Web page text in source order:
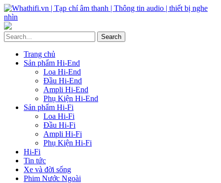
Trang chủ
Sản phẩm Hi-End
Loa Hi-End
Đầu Hi-End
Ampli Hi-End
Phụ Kiện Hi-End
Sản phẩm Hi-Fi
Loa Hi-Fi
Đầu Hi-Fi
Ampli Hi-Fi
Phụ Kiện Hi-Fi
Hi-Fi
Tin tức
Xe và đời sống
Phim Nước Ngoài